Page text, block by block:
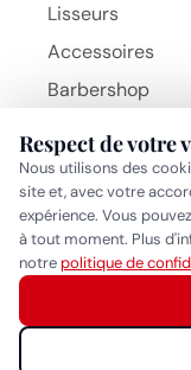
Lisseurs
Accessoires
Barbershop
BaByliss Pro
Gammapiu
Eurostil
Respect de votre
Nous utilisons des
site et, avec votre
expérience. Vous
à tout moment. Plus
notrepolitique de
Beauty Hair
Réponse